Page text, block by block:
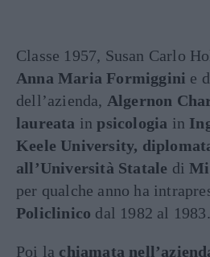
Classe 1957, Susan Carlo
Anna Maria Formiggini e
dell’azienda, Algernon
laureata inpsicologia in
Keele University,
all’Università Statale di
per qualche anno ha
Policlinico dal 1982 al 1983.
Poi la chiamata